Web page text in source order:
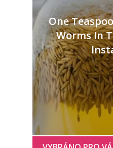
One
Worms In